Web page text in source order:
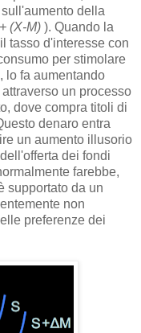
della
(X-M) ). Quando la
tasso d'interesse con
per stimolare
lo fa aumentando
un processo
dove compra titoli di
denaro entra
un aumento illusorio
dei fondi
farebbe,
supportato da un
non
preferenze dei